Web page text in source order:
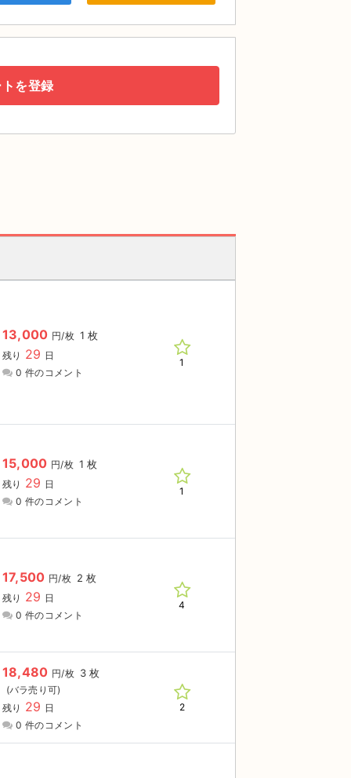
を登録
13,000 円/枚 1 枚
残り 29 日
0 件のコメント
1
15,000 円/枚 1 枚
残り 29 日
0 件のコメント
1
17,500 円/枚 2 枚
残り 29 日
0 件のコメント
4
18,480 円/枚 3 枚
残り 29 日
0 件のコメント
2